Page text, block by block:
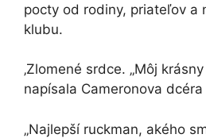
pocty od rodiny, priateľov a
klubu.
‚Zlomené srdce. „Môj
napísala Cameronova dcéra
„Najlepší ruckman, akého